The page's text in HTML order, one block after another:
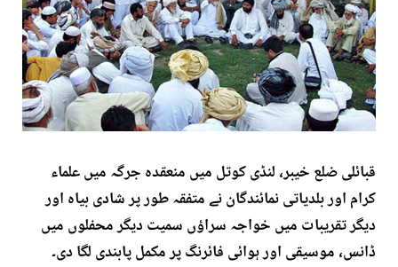
قبائلی ضلع خیبر، لنڈی کوتل میں منعقدہ جرگہ میں علماء
کرام اور بلدیاتی نمائندگان نے متفقہ طور پر شادی بیاہ اور
دیگر تقریبات میں خواجہ سراؤں سمیت دیگر محفلوں میں
ڈانس، موسیقی اور ہوائی فائرنگ پر مکمل پابندی لگا دی۔